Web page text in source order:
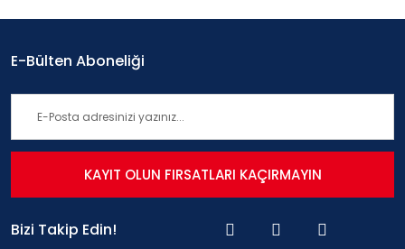
E-Bülten Aboneliği
KAYIT OLUN FIRSATLARI KAÇIRMAYIN
Bizi Takip Edin!